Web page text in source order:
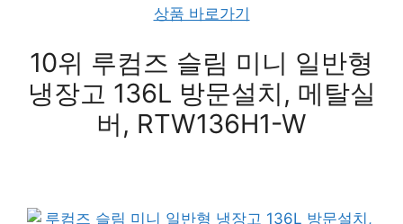
상품 바로가기
10위 루컴즈 슬림 미니 일반형
냉장고 136L 방문설치, 메탈실
버, RTW136H1-W